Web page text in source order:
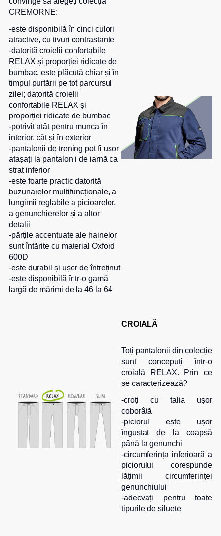
CREMORNE:
-este disponibilă în cinci culori
atractive, cu tivuri contrastante
-datorită croielii confortabile
RELAX și proporției ridicate de
bumbac, este plăcută chiar și în
timpul purtării pe tot parcursul
zilei; datorită croielii
confortabile RELAX și
proporției ridicate de bumbac
-potrivit atât pentru munca în
interior, cât și în exterior
-pantalonii de trening pot fi ușor
atașați la pantalonii de iarnă ca
strat inferior
-este foarte practic datorită
buzunarelor multifuncționale, a
lungimii reglabile a picioarelor,
a genunchierelor și a altor
detalii
-părțile accentuate ale hainelor
sunt întărite cu material Oxford
600D
-este durabil și ușor de întreținut
-este disponibilă într-o gamă
largă de mărimi de la 46 la 64
CROIALĂ
Toți pantalonii din colecție
sunt concepuți într-o
croială RELAX. Prin ce
se caracterizează?
-croți cu talia ușor
coborâtă
-piciorul este ușor
îngustat de la coapsă
până la genunchi
-circumferința inferioară a
piciorului corespunde
lățimii circumferinței
genunchiului
-adecvați pentru toate
tipurile de siluete